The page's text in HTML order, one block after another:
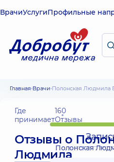
ВрачиУслугиПрофильные
Главная Врачи Полонская
Где
принимает
160
Отзывы
Отзывы о
ЛюдмилаПолонская